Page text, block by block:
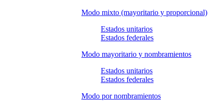
Modo mixto (mayoritario y proporcional)
Estados unitarios
Estados federales
Modo mayoritario y nombramientos
Estados unitarios
Estados federales
Modo por nombramientos